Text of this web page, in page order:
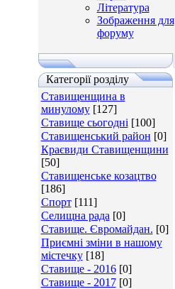
Література
Зображення для
форуму
Категорії розділу
Ставищенщина в
минулому [127]
Ставище сьогодні [100]
Ставищенський район [0]
Краєвиди Ставищенщини
[50]
Ставищенське козацтво
[186]
Спорт [111]
Селищна рада [0]
Ставище. Євромайдан. [0]
Приємні зміни в нашому
містечку [18]
Ставище - 2016 [0]
Ставище - 2017 [0]